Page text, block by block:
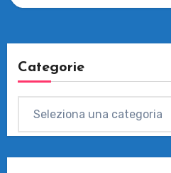
Categorie